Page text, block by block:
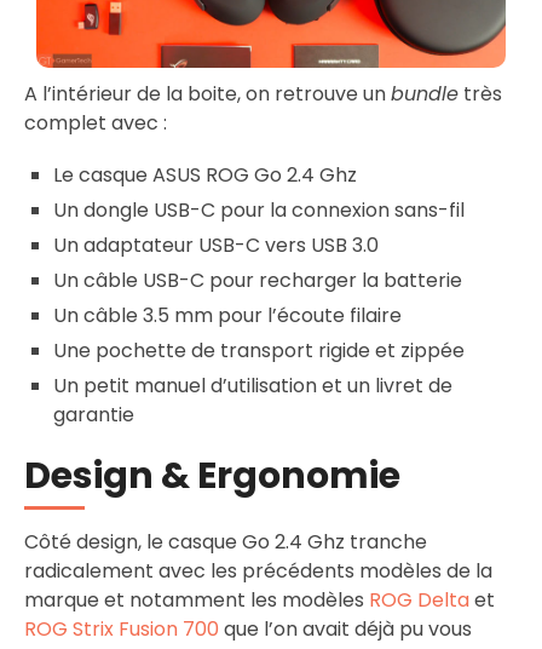
A l’intérieur de la boite, on retrouve unbundle très
complet avec :
Le casque ASUS ROG Go 2.4 Ghz
Un dongle USB-C pour la connexion sans-fil
Un adaptateur USB-C vers USB 3.0
Un câble USB-C pour recharger la batterie
Un câble 3.5 mm pour l’écoute filaire
Une pochette de transport rigide et zippée
Un petit manuel d’utilisation et un livret de
garantie
Design & Ergonomie
Côté design, le casque Go 2.4 Ghz tranche
radicalement avec les précédents modèles de la
marque et notamment les modèles ROG Deltaet
ROG Strix Fusion 700 que l’on avait déjà pu vous